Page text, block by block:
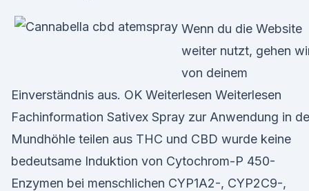
Wenn du die Website
weiter nutzt, gehen
von deinem
Einverständnis aus. OK Weiterlesen Weiterlesen
Fachinformation Sativex Spray zur Anwendung in
Mundhöhle teilen aus THC und CBD wurde keine
bedeutsame Induktion von Cytochrom-P 450-
Enzymen bei menschlichen CYP1A2-, CYP2C9-,